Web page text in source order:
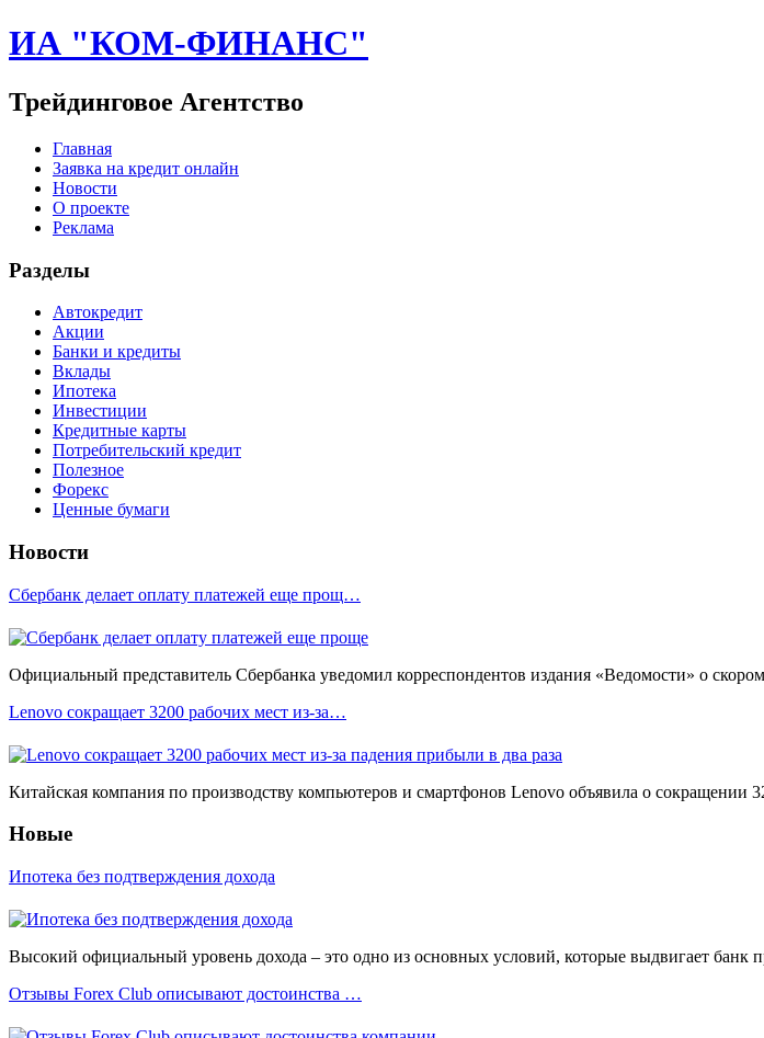
ИА "КОМ-ФИНАНС"
Трейдинговое Агентство
Главная
Заявка на кредит онлайн
Новости
О проекте
Реклама
Разделы
Автокредит
Акции
Банки и кредиты
Вклады
Ипотека
Инвестиции
Кредитные карты
Потребительский кредит
Полезное
Форекс
Ценные бумаги
Новости
Сбербанк делает оплату платежей еще прощ…
Официальный представитель Сбербанка уведомил корреспондентов издания «Ведомости» о
Lenovo сокращает 3200 рабочих мест из-за…
Китайская компания по производству компьютеров и смартфонов Lenovo объявила о сокращении
Новые
Ипотека без подтверждения дохода
Высокий официальный уровень дохода – это одно из основных условий, которые выдвигает банк
Отзывы Forex Сlub описывают достоинства …